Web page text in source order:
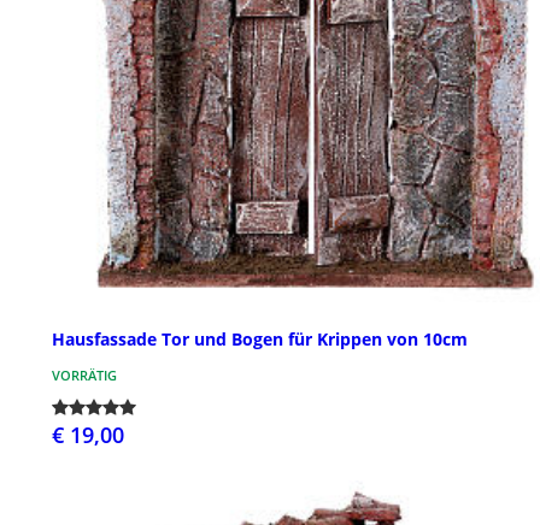
Hausfassade Tor und Bogen für Krippen von 10cm
VORRÄTIG
€ 19,00